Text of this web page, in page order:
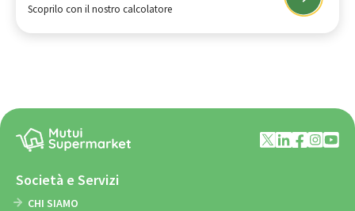
Scoprilo con il nostro calcolatore
Società e Servizi
CHI SIAMO